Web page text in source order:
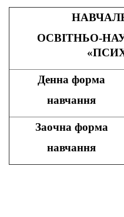
ОСВІТНЬО-
Денна форма
навчання
Заочна форма
навчання